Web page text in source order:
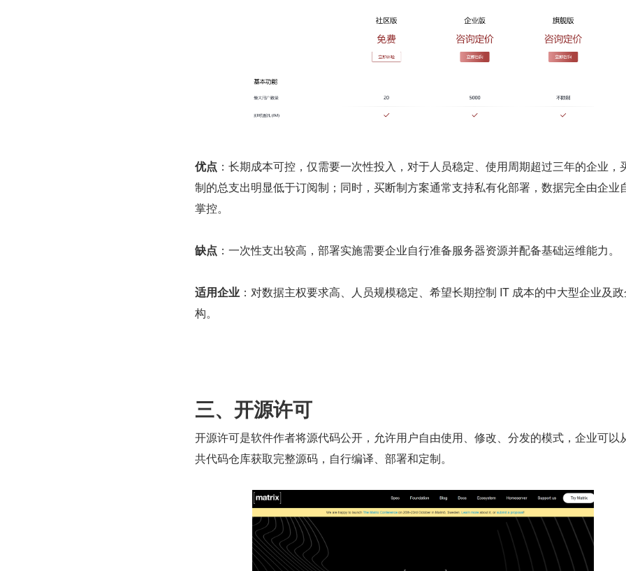
优点 ：长期成本可控，仅需要一次性投入，对于人员稳定、使用周期超过三年的企业，
制的总支出明显低于订阅制；同时，买断制方案通常支持私有化部署，数据完全由企业
掌控。
缺点 ：一次性支出较高，部署实施需要企业自行准备服务器资源并配备基础运维能力。
适用企业 ：对数据主权要求高、人员规模稳定、希望长期控制 IT 成本的中大型企业及
构。
三、开源许可
开源许可是软件作者将源代码公开，允许用户自由使用、修改、分发的模式，企业可以
共代码仓库获取完整源码，自行编译、部署和定制。